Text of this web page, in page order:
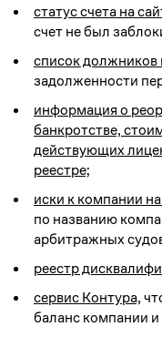
статус счета на
счет не был
список должников
задолженности
информация о
банкротстве,
действующих
реестре;
иски к компании
по названию
арбитражных
реестр
сервис Контура,
баланс компании